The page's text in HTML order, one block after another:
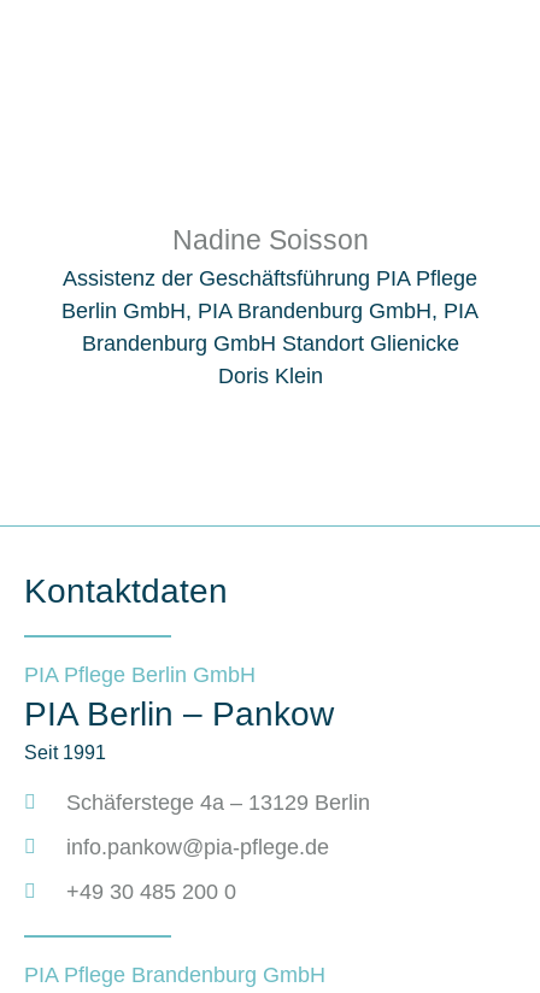
Nadine Soisson
Assistenz der Geschäftsführung PIA Pflege
Berlin GmbH, PIA Brandenburg GmbH, PIA
Brandenburg GmbH Standort Glienicke
Doris Klein
Kontaktdaten
PIA Pflege Berlin GmbH
PIA Berlin – Pankow
Seit 1991
Schäferstege 4a – 13129 Berlin
info.pankow@pia-pflege.de
+49 30 485 200 0
PIA Pflege Brandenburg GmbH